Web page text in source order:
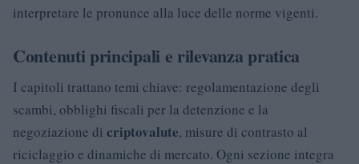
interpretare le pronunce alla luce delle norme vigenti.
Contenuti principali e rilevanza pratica
I capitoli trattano temi chiave: regolamentazione degli
scambi, obblighi fiscali per la detenzione e la
negoziazione di criptovalute, misure di contrasto al
riciclaggio e dinamiche di mercato. Ogni sezione integra